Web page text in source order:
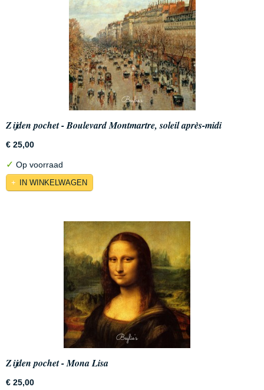
Zijden pochet - Boulevard Montmartre, soleil après-midi
€ 25,00
✓ Op voorraad
IN WINKELWAGEN
Zijden pochet - Mona Lisa
€ 25,00